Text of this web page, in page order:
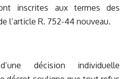
inscrites aux termes des
l’article R. 752-44 nouveau.
décision individuelle